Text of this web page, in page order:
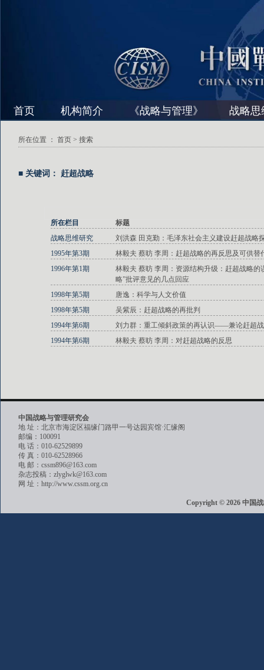
首页 机构简介 《战略与管理》 战略思
所在位置 ： 首页 > 搜索
■ 关键词： 赶超战略
所在栏目
标题
战略思维研究
刘洪森 田克勤：毛泽东社会主义建设赶超战略
1995年第3期
林毅夫 蔡昉 李周：赶超战略的再反思及可供替
1996年第1期
林毅夫 蔡昉 李周：资源结构升级：赶超战略
略”批评意见的几点回应
1998年第5期
唐逸：科学与人文价值
1998年第5期
吴紫辰：赶超战略的再批判
1994年第6期
刘力群：重工倾斜政策的再认识——兼论赶超
1994年第6期
林毅夫 蔡昉 李周：对赶超战略的反思
中国战略与管理研究会
地 址：北京市海淀区福缘门路甲一号达园宾馆·汇缘阁
邮编：100091
电 话：010-62529899
传 真：010-62528966
电 邮：cssm896@163.com
杂志投稿：zlyglwk@163.com
网 址：http://www.cssm.org.cn
Copyright © 2026 中国